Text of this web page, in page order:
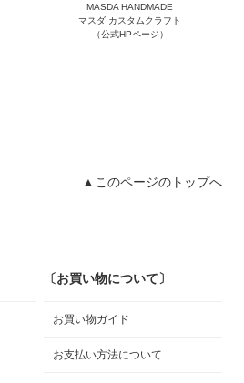
MASDA HANDMADE
マスダ カスタムクラフト
（公式HPページ）
▲このページのトップへ
〔お買い物について〕
お買い物ガイド
お支払い方法について